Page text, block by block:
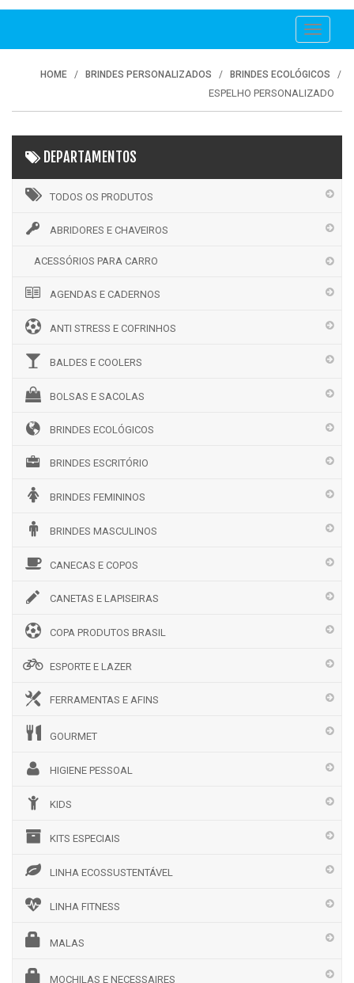
Toggle
HOME BRINDES PERSONALIZADOS BRINDES ECOLÓGICOS
ESPELHO PERSONALIZADO
DEPARTAMENTOS
TODOS OS PRODUTOS
ABRIDORES E CHAVEIROS
ACESSÓRIOS PARA CARRO
AGENDAS E CADERNOS
ANTI STRESS E COFRINHOS
BALDES E COOLERS
BOLSAS E SACOLAS
BRINDES ECOLÓGICOS
BRINDES ESCRITÓRIO
BRINDES FEMININOS
BRINDES MASCULINOS
CANECAS E COPOS
CANETAS E LAPISEIRAS
COPA PRODUTOS BRASIL
ESPORTE E LAZER
FERRAMENTAS E AFINS
GOURMET
HIGIENE PESSOAL
KIDS
KITS ESPECIAIS
LINHA ECOSSUSTENTÁVEL
LINHA FITNESS
MALAS
MOCHILAS E NECESSAIRES